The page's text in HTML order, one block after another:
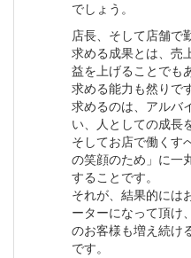
でしょう。
店長、そして店舗で
求める成果とは、売
益を上げることでも
求める能力も然りで
求めるのは、アルバ
い、人としての成長
そしてお店で働くす
の笑顔のため」に一
することです。
それが、結果的には
ーターになって頂け
のお客様も増え続け
です。